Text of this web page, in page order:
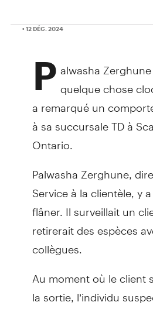
• 12 DÉC. 2024
P alwasha
quelque chose
a remarqué un
à sa succursale TD à
Ontario.
Palwasha Zerghune,
Service à la clientèle, y
flâner. Il surveillait un
retirerait des espèces
collègues.
Au moment où le client
la sortie, l’individu